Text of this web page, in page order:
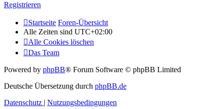
Registrieren
Startseite Foren-Übersicht
Alle Zeiten sind UTC+02:00
Alle Cookies löschen
Das Team
Powered by phpBB® Forum Software © phpBB Limited
Deutsche Übersetzung durch phpBB.de
Datenschutz | Nutzungsbedingungen